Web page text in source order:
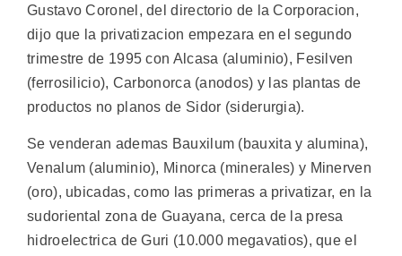
Gustavo Coronel, del directorio de la Corporacion,
dijo que la privatizacion empezara en el segundo
trimestre de 1995 con Alcasa (aluminio), Fesilven
(ferrosilicio), Carbonorca (anodos) y las plantas de
productos no planos de Sidor (siderurgia).
Se venderan ademas Bauxilum (bauxita y alumina),
Venalum (aluminio), Minorca (minerales) y Minerven
(oro), ubicadas, como las primeras a privatizar, en la
sudoriental zona de Guayana, cerca de la presa
hidroelectrica de Guri (10.000 megavatios), que el